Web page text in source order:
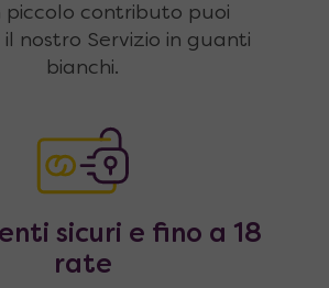
piccolo contributo puoi
il nostro Servizio in guanti
bianchi.
sicuri e fino a 18
rate